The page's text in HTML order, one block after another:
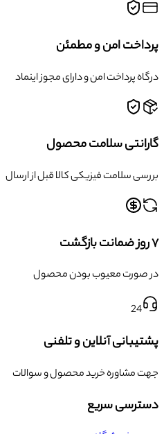
پرداخت امن و مطمئن
درگاه پرداخت امن و دارای مجوز اینماد
گارانتی سلامت محصول
بررسی سلامت فیزیکی کالا قبل از ارسال
۷ روز ضمانت بازگشت
در صورت معیوب بودن محصول
24
پشتیبانی آنلاین و تلفنی
جهت مشاوره خرید محصول و سوالات
دسترسی سریع